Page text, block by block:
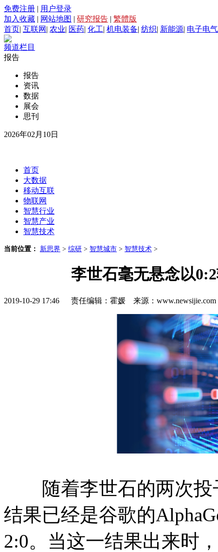
免费注册 | 用户登录
加入收藏 | 网站地图 | 研究报告 | 繁體版
首页| 互联网 | 农业| 医药| 化工| 机电装备| 纺织| 新能源| 电子电气
频道栏目
报告
报告
资讯
数据
展会
思刊
2026年02月10日
首页
大数据
移动互联
物联网
智慧行业
智慧产业
智慧技术
当前位置： 新思界 > 综研 > 智慧城市 > 智慧技术 >
李世石毫无悬念以
2019-10-29 17:46 责任编辑：霍媛 来源：
随着李世石的两次投
结果已经是谷歌的
2:0。当这一结果出来时